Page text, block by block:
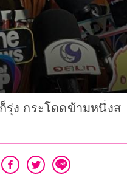
รุ่ง กระโดดข้ามหนึ่งส